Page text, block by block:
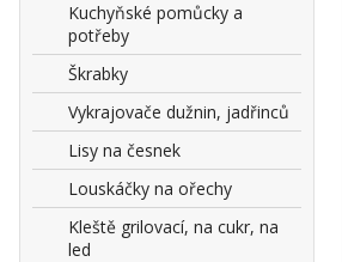
Kuchyňské pomůcky a
potřeby
Škrabky
Vykrajovače dužnin, jadřinců
Lisy na česnek
Louskáčky na ořechy
Kleště grilovací, na cukr, na
led